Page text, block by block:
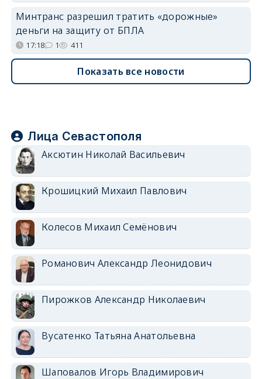
Минтранс разрешил тратить «дорожные»
деньги на защиту от БПЛА
17:18 1 411
Показать все новости
Лица Севастополя
Аксютин Николай Васильевич
Крошицкий Михаил Павлович
Колесов Михаил Семёнович
Романович Александр Леонидович
Пирожков Александр Николаевич
Вусатенко Татьяна Анатольевна
Шаповалов Игорь Владимирович